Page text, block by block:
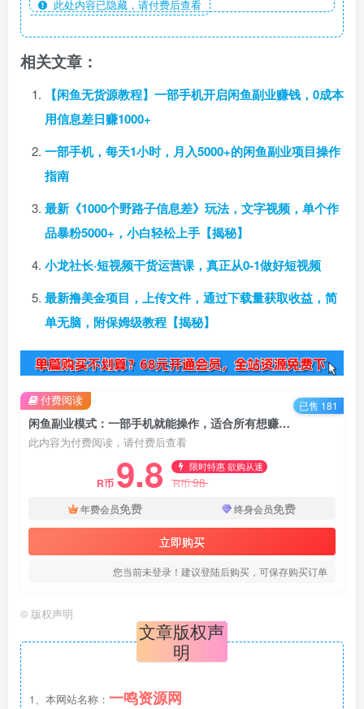
此处内容已隐藏，请付费后查看
相关文章：
【闲鱼无货源教程】一部手机开启闲鱼副业赚钱，0成本
用信息差日赚1000+
一部手机，每天1小时，月入5000+的闲鱼副业项目操作
指南
最新《1000个野路子信息差》玩法，文字视频，单个作
品暴粉5000+，小白轻松上手【揭秘】
小龙社长·短视频干货运营课，真正从0-1做好短视频
最新撸美金项目，上传文件，通过下载量获取收益，简
单无脑，附保姆级教程【揭秘】
闲鱼副业模式：一部手机就能操作，适合所有想赚钱的人
此内容为付费阅读，请付费后查看
R币 9.8 限时特惠 欲购从速
R币98
年费会员免费 终身会员免费
立即购买
您当前未登录！建议登陆后购买，可保存购买订单
付费阅读 已售 181
© 版权声明
文章版权声
明
1、本网站名称： 一鸣资源网